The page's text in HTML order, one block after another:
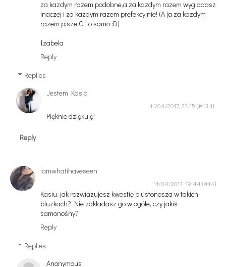
za kazdym razem podobne,a za kazdym razem wygladasz
inaczej i za kazdym razem prefekcyjnie! (A ja za kazdym
razem pisze Ci to samo :D)
Izabela
Reply
Replies
Jestem Kasia
11/04/2017, 22:15
Pięknie dziękuję!
Reply
iamwhatihaveseen
11/04/2017, 19:44
Kasiu, jak rozwiązujesz kwestię biustonosza w takich
bluzkach? Nie zakładasz go w ogóle, czy jakiś
samonośny?
Reply
Replies
Anonymous